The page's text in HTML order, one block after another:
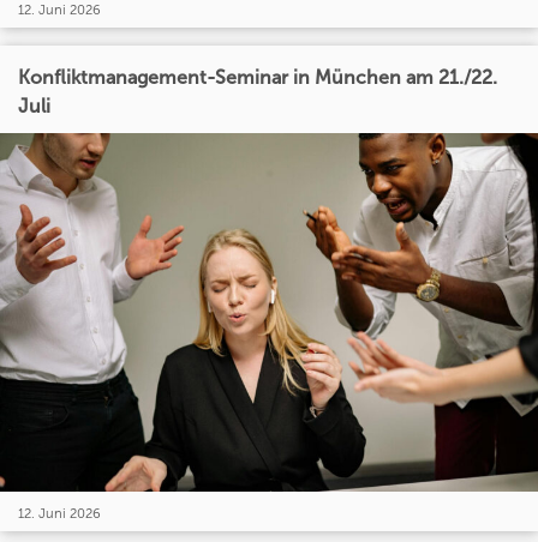
12. Juni 2026
Konfliktmanagement-Seminar in München am 21./22.
Juli
12. Juni 2026